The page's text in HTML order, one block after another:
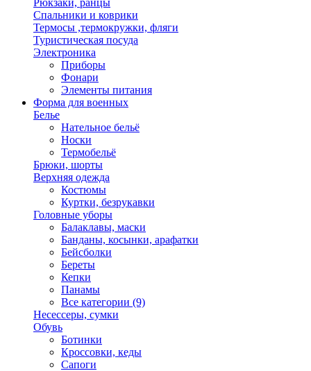
Рюкзаки, ранцы
Спальники и коврики
Термосы ,термокружки, фляги
Туристическая посуда
Электроника
Приборы
Фонари
Элементы питания
Форма для военных
Белье
Нательное бельё
Носки
Термобельё
Брюки, шорты
Верхняя одежда
Костюмы
Куртки, безрукавки
Головные уборы
Балаклавы, маски
Банданы, косынки, арафатки
Бейсболки
Береты
Кепки
Панамы
Все категории (9)
Несессеры, сумки
Обувь
Ботинки
Кроссовки, кеды
Сапоги